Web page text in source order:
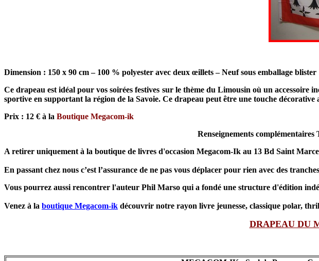
Dimension : 150 x 90 cm – 100 % polyester avec deux œillets – Neuf sous emballage blister
Ce drapeau est idéal pour vos soirées festives sur le thème du Limousin où un
sportive en supportant la région de la Savoie. Ce drapeau peut être une touche
Prix : 12 € à la Boutique Megacom-ik
Renseignements complémentaires
A retirer uniquement à la boutique de livres d'occasion Megacom-Ik au 13 Bd Saint
En passant chez nous c’est l’assurance de ne pas vous déplacer pour rien avec des
Vous pourrez aussi rencontrer l'auteur Phil Marso qui a fondé une structure d'édition
Venez à la boutique Megacom-ik découvrir notre rayon livre jeunesse, classique polar,
DRAPEAU DU